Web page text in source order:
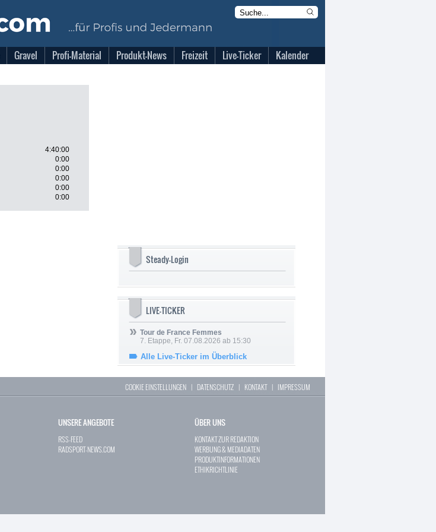
Gravel Profi-Material Produkt-News Freizeit Live-Ticker Kalender
4:40:00
0:00
0:00
0:00
0:00
0:00
Steady-Login
LIVE-TICKER
Tour de France Femmes
7. Etappe, Fr. 07.08.2026 ab 15:30
Alle Live-Ticker im Überblick
COOKIE EINSTELLUNGEN | DATENSCHUTZ | KONTAKT| IMPRESSUM
UNSERE ANGEBOTE
RSS-FEED
RADSPORT-NEWS.COM
ÜBER UNS
KONTAKT ZUR REDAKTION
WERBUNG & MEDIADATEN
PRODUKTINFORMATIONEN
ETHIKRICHTLINIE